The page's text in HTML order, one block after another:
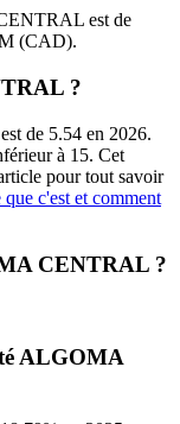
est de
(CAD).
?
de 5.54 en 2026.
à 15. Cet
pour tout savoir
c'est et comment
CENTRAL ?
ALGOMA